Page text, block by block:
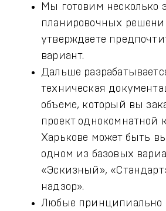
Мы готовим несколько
планировочных
утверждаете
вариант.
Дальше
техническая
объеме, который вы
проект однокомнатной
Харькове может быть
одном из базовых
«Эскизный»,
надзор».
Любые принципиально